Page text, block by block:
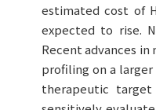
estimated cost of
expected to rise.
Recent advances
profiling on a
therapeutic